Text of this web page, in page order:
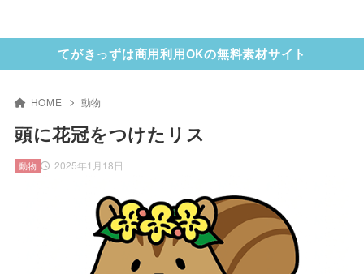
てがきっずは商用利用OKの無料素材サイト
HOME 動物
頭に花冠をつけたリス
2025年1月18日
動物